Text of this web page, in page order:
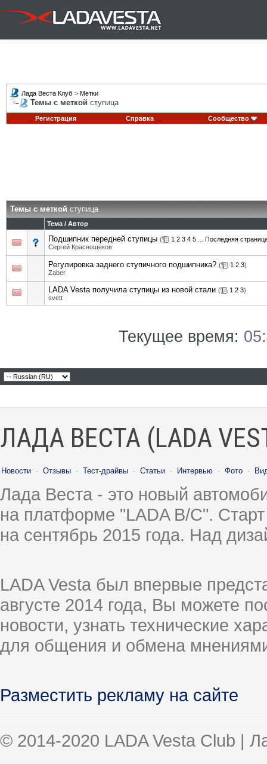
Лада Веста Клуб > Метки
Темы с меткой ступица
Регистрация Справка Сообщество
Темы с меткойступица
Тема / Автор
Подшипник передней ступицы ( 1 2 3 4 5
Последняя
Сергей Краснощёков
Регулировка заднего ступичного подшипника? ( 1 2 3)
Zaber
LADA Vesta получила ступицы из новой стали ( 1 2 3)
svett
Текущее время:
ЛАДА ВЕСТА (LADA
Новости · Отзывы · Тест-драйвы · Статьи · Интервью · Фото ·
Лада Веста - это новый
на платформе "LADA B/C".
на сентябрь 2015 года. Над
LADA Vesta был впервые
августе 2014 года, Вы можете
новости, узнать технические
для общения и обмена
Разместить рекламу на сайте
© 2014-2020 LADA Vesta Club |